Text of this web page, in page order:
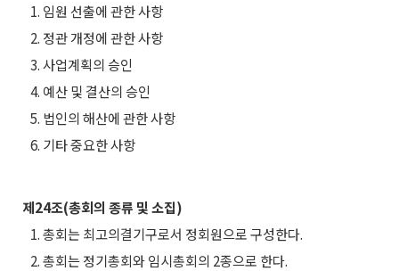
1. 임원 선출에 관한 사항
2. 정관 개정에 관한 사항
3. 사업계획의 승인
4. 예산 및 결산의 승인
5. 법인의 해산에 관한 사항
6. 기타 중요한 사항
제24조(총회의 종류 및 소집)
1. 총회는 최고의결기구로서 정회원으로 구성한다.
2. 총회는 정기총회와 임시총회의 2종으로 한다.